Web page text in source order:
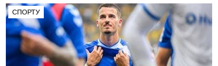
СПОРТУ